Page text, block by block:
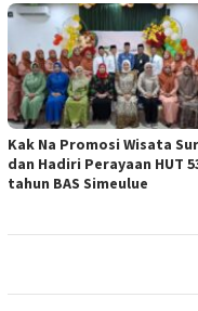
Kak Na Promosi Wisata
dan Hadiri Perayaan HUT
tahun BAS Simeulue